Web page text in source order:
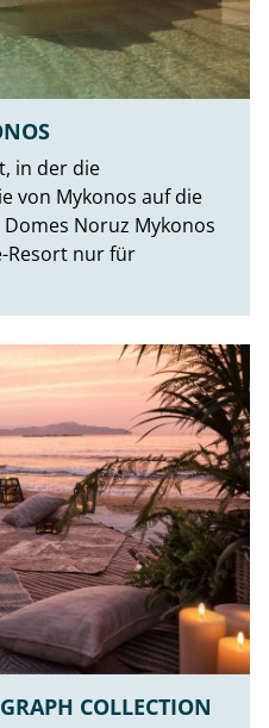
in der die
von Mykonos auf die
Noruz Mykonos
Resort nur für
COLLECTION